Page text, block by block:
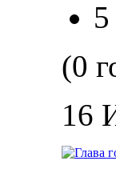
5
(0
16